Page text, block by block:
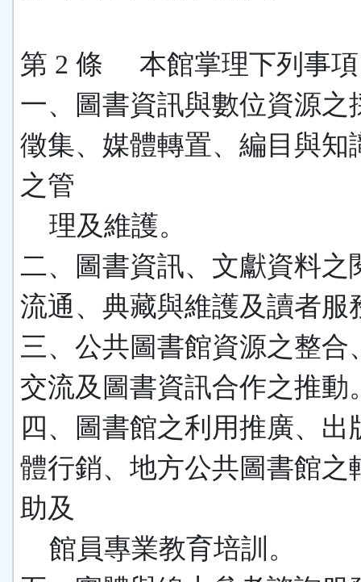
第 2 條 本館掌理下列事
一、圖書資訊與數位資源之
徵集、媒體轉置、編目與知
之管
理及維護。
二、圖書資訊、文獻資料之
流通、典藏與維護及讀者服
三、公共圖書館資源之整合
交流及圖書資訊合作之推動
四、圖書館之利用推廣、出
體行銷、地方公共圖書館之
助及
館員專業教育培訓。